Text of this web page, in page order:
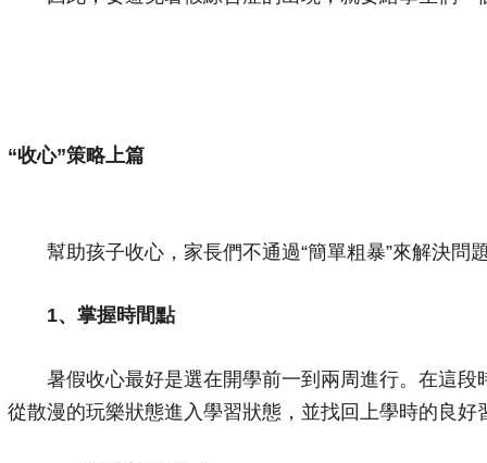
“收心”策略上篇
幫助孩子收心，家長們不通過“簡單粗暴”來解決問
1、掌握時間點
暑假收心最好是選在開學前一到兩周進行。在這段
從散漫的玩樂狀態進入學習狀態，並找回上學時的良好